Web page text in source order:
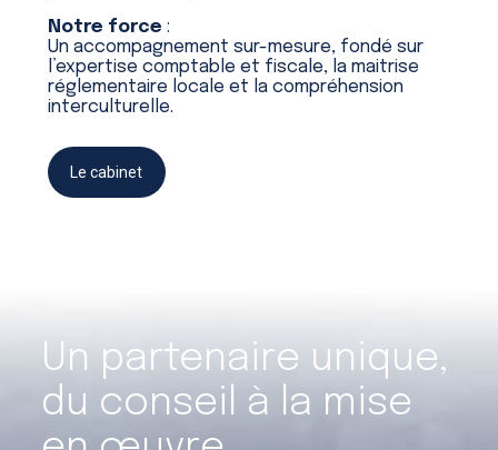
Notre force :
Un accompagnement sur-mesure, fondé sur
l’expertise comptable et fiscale, la maitrise
réglementaire locale et la compréhension
interculturelle.
Le cabinet
Un partenaire unique,
du conseil à la mise